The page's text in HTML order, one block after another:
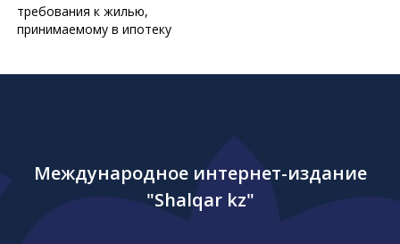
требования к жилью,
принимаемому в ипотеку
Международное интернет-издание
"Shalqar kz"